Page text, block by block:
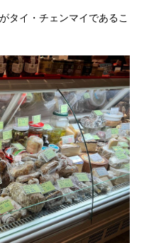
タイ・チェンマイであるこ